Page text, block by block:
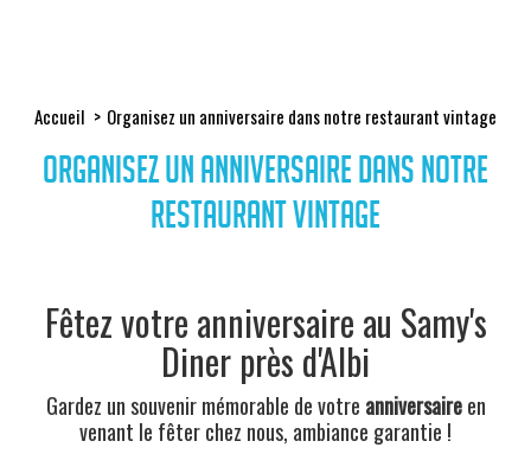
Accueil Organisez un anniversaire dans notre restaurant vintage
Organisez un anniversaire dans notre
restaurant vintage
Fêtez votre anniversaire au Samy's
Diner près d'Albi
Gardez un souvenir mémorable de votre anniversaireen
venant le fêter chez nous, ambiance garantie !